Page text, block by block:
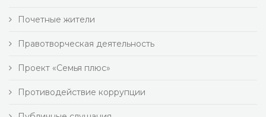
Почетные жители
Правотворческая деятельность
Проект «Семья плюс»
Противодействие коррупции